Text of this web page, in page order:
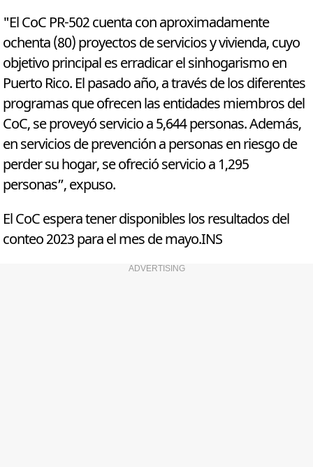
"El CoC PR-502 cuenta con aproximadamente
ochenta (80) proyectos de servicios y vivienda, cuyo
objetivo principal es erradicar el sinhogarismo en
Puerto Rico. El pasado año, a través de los diferentes
programas que ofrecen las entidades miembros del
CoC, se proveyó servicio a 5,644 personas. Además,
en servicios de prevención a personas en riesgo de
perder su hogar, se ofreció servicio a 1,295
personas”, expuso.
El CoC espera tener disponibles los resultados del
conteo 2023 para el mes de mayo.INS
ADVERTISING